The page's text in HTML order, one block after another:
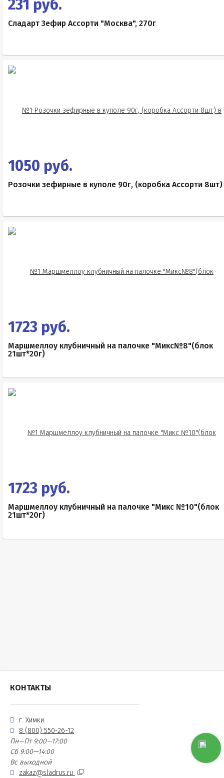
231 руб.
Сладарт Зефир Ассорти "Москва", 270г
1050 руб.
Розочки зефирные в куполе 90г, (коробка Ассорти 8шт)
1723 руб.
Маршмеллоу клубничный на палочке "Микс№8"(блок
21шт*20г)
1723 руб.
Маршмеллоу клубничный на палочке "Микс №10"(блок
21шт*20г)
КОНТАКТЫ
г. Химки
8 (800) 550-26-12
Пн—Пт 9:00—17:00
Сб 9:00—14:00
Вс выходной
zakaz@sladrus.ru